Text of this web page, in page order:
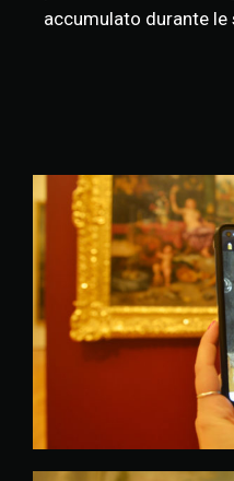
accumulato durante le